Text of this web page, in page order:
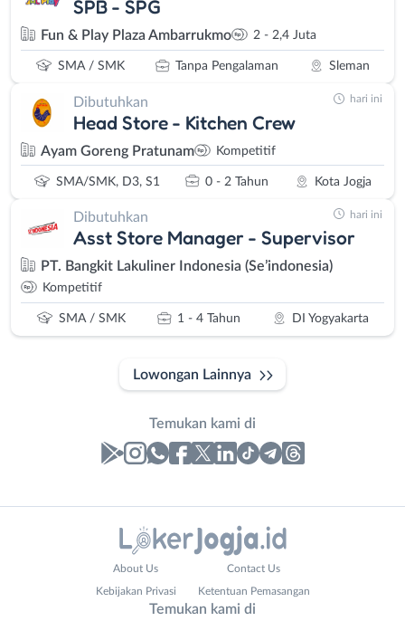
SPB - SPG
Fun & Play Plaza Ambarrukmo 2 - 2,4 Juta
SMA / SMK Tanpa Pengalaman Sleman
Dibutuhkan
Head Store - Kitchen Crew
Ayam Goreng Pratunam Kompetitif
SMA/SMK, D3, S1 0 - 2 Tahun Kota Jogja
hari ini
Dibutuhkan
Asst Store Manager - Supervisor
PT. Bangkit Lakuliner Indonesia (Se’indonesia)
Kompetitif
SMA / SMK 1 - 4 Tahun DI Yogyakarta
hari ini
Lowongan Lainnya
Temukan kami di
About Us Contact Us
Kebijakan Privasi Ketentuan Pemasangan
Temukan kami di